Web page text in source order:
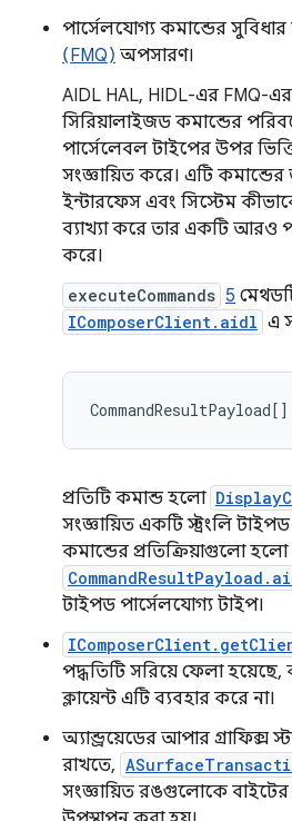
পার্সেলযোগ্য কমান্ডের
(FMQ) অপসারণ।
AIDL HAL, HIDL-এর FMQ-এর
সিরিয়ালাইজড কমান্ডের
পার্সেলেবল টাইপের উপর
সংজ্ঞায়িত করে। এটি
ইন্টারফেস এবং সিস্টেম
ব্যাখ্যা করে তার একটি আরও
করে।
executeCommands 5
IComposerClient.aidl এ
CommandResultPayload[]
প্রতিটি কমান্ড হলো
সংজ্ঞায়িত একটি স্ট্রংলি
কমান্ডের প্রতিক্রিয়াগুলো হলো
টাইপড পার্সেলযোগ্য টাইপ।
পদ্ধতিটি সরিয়ে ফেলা
ক্লায়েন্ট এটি ব্যবহার করে না।
অ্যান্ড্রয়েডের আপার গ্রাফিক্স
রাখতে,
সংজ্ঞায়িত রঙগুলোকে বাইটের